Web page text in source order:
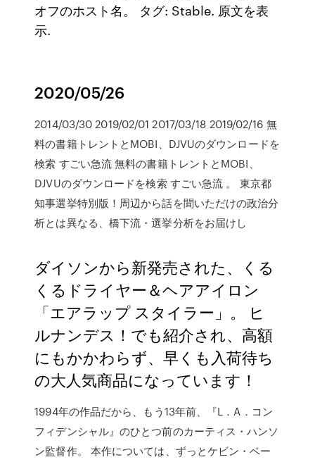
オフのホスト名。 タグ: Stable. 原文を表
示.
2020/05/26
2014/03/30 2019/02/01 2017/03/18 2019/02/16 無
料の書籍トレントとMOBI、DJVUのダウンロードを
検索 すごい急流 無料の書籍トレントとMOBI、
DJVUのダウンロードを検索 すごい急流 。 東京都
知事選挙特別版！周辺から話を聞いただけの政治分
析とは異なる、橋下流・選挙分析をお届けし
ダイソンから新発売された、くる
くるドライヤー＆ヘアアイロン
「エアラップ スタイラー」。 ヒ
ルナンデス！でも紹介され、高額
にもかかわらず、早くも入荷待ち
の大人気商品になっています！
1994年の作品だから、もう13年前、『L．A．コン
フィデンシャル』のひとつ前のカーティス・ハンソ
ン監督作。 本作については、ずっとケビン・ベー